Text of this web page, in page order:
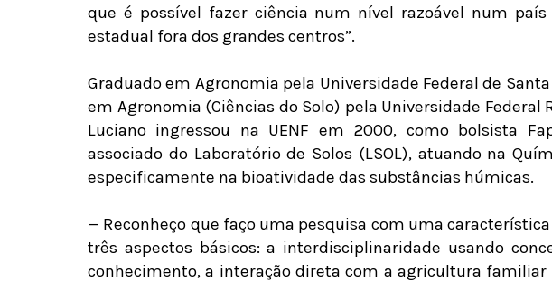
que é possível fazer ciência num nível razoável num
estadual fora dos grandes centros”.
Graduado em Agronomia pela Universidade Federal de
em Agronomia (Ciências do Solo) pela Universidade Federal
Luciano ingressou na UENF em 2000, como bolsista
associado do Laboratório de Solos (LSOL), atuando na
especificamente na bioatividade das substâncias húmicas.
— Reconheço que faço uma pesquisa com uma
três aspectos básicos: a interdisciplinaridade usando
conhecimento, a interação direta com a agricultura